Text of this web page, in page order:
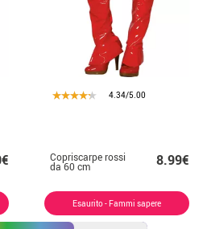
4.34/5.00
Copriscarpe rossi
da 60 cm 8.99€
Esaurito - Fammi sapere